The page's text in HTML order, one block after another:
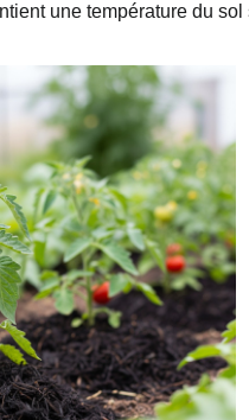
une température du sol